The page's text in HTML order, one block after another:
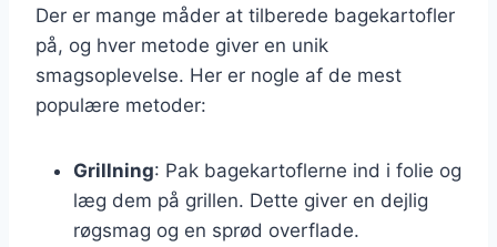
Der er mange måder at tilberede bagekartofler
på, og hver metode giver en unik
smagsoplevelse. Her er nogle af de mest
populære metoder:
Grillning: Pak bagekartoflerne ind i folie og
læg dem på grillen. Dette giver en dejlig
røgsmag og en sprød overflade.